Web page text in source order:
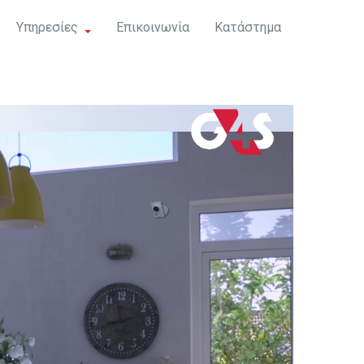
Υπηρεσίες Επικοινωνία Κατάστημα